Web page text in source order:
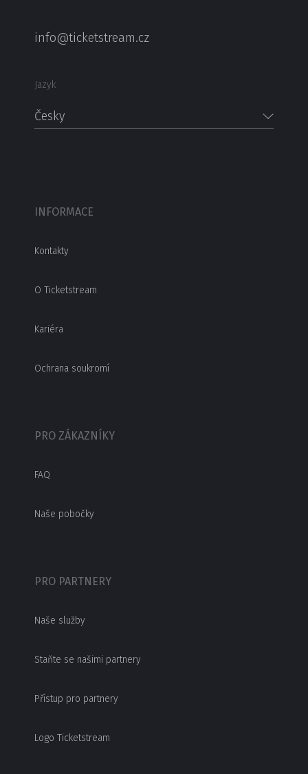
info@ticketstream.cz
Jazyk
Česky
INFORMACE
Kontakty
O Ticketstream
Kariéra
Ochrana soukromí
PRO ZÁKAZNÍKY
FAQ
Naše pobočky
PRO PARTNERY
Naše služby
Staňte se našimi partnery
Přístup pro partnery
Logo Ticketstream